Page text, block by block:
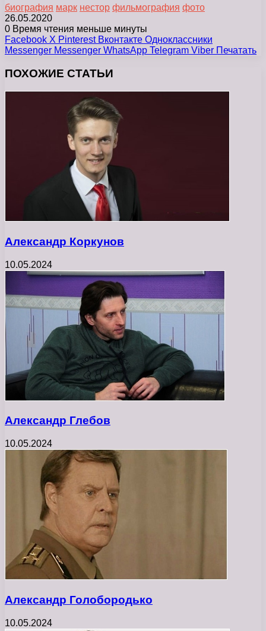
биография марк нестор фильмография фото
26.05.2020
0 Время чтения меньше минуты
Facebook X Pinterest Вконтакте Одноклассники
Messenger Messenger WhatsApp Telegram Viber Печатать
ПОХОЖИЕ СТАТЬИ
Александр Коркунов
10.05.2024
Александр Глебов
10.05.2024
Александр Голобородько
10.05.2024